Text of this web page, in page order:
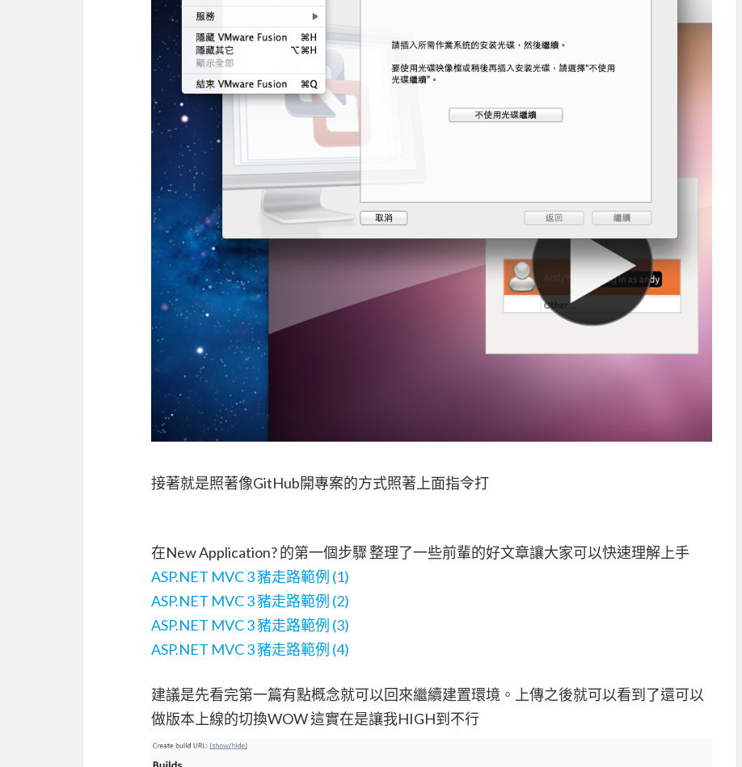
接著就是照著像GitHub開專案的方式照著上面指令打
在New Application? 的第一個步驟 整理了一些前輩的好文章讓大家可以快速理解上手
ASP.NET MVC 3 豬走路範例 (1)
ASP.NET MVC 3 豬走路範例 (2)
ASP.NET MVC 3 豬走路範例 (3)
ASP.NET MVC 3 豬走路範例 (4)
建議是先看完第一篇有點概念就可以回來繼續建置環境。上傳之後就可以看到了還可以
做版本上線的切換WOW 這實在是讓我HIGH到不行